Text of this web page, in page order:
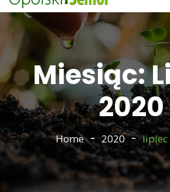
Miesiąc:
2020
Home 2020 lipiec